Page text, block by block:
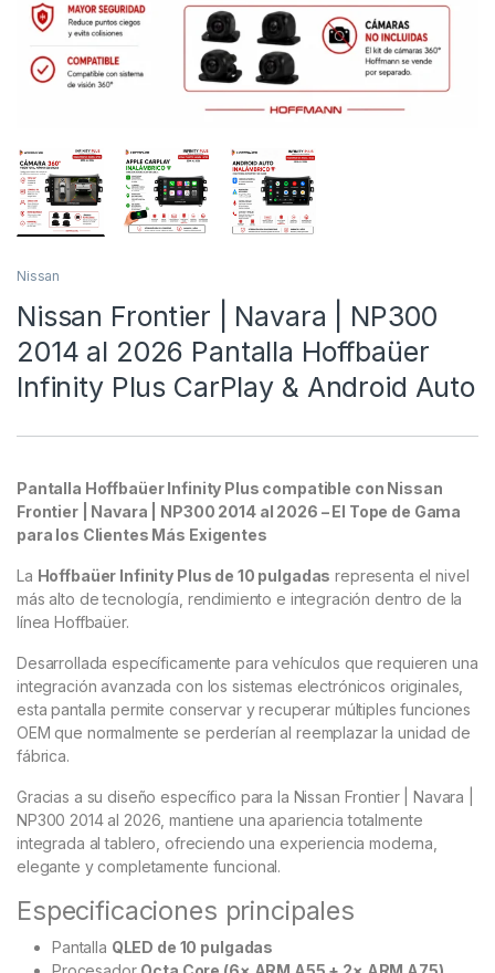
Nissan
Nissan Frontier | Navara | NP300
2014 al 2026 Pantalla Hoffbaüer
Infinity Plus CarPlay & Android Auto
Pantalla Hoffbaüer Infinity Plus compatible con Nissan
Frontier | Navara | NP300 2014 al 2026 –El Tope de Gama
para los Clientes Más Exigentes
La Hoffbaüer Infinity Plus de 10 pulgadas representa el nivel
más alto de tecnología, rendimiento e integración dentro de la
línea Hoffbaüer.
Desarrollada específicamente para vehículos que requieren una
integración avanzada con los sistemas electrónicos originales,
esta pantalla permite conservar y recuperar múltiples funciones
OEM que normalmente se perderían al reemplazar la unidad de
fábrica.
Gracias a su diseño específico para la Nissan Frontier | Navara |
NP300 2014 al 2026, mantiene una apariencia totalmente
integrada al tablero, ofreciendo una experiencia moderna,
elegante y completamente funcional.
Especificaciones principales
Pantalla QLED de 10 pulgadas